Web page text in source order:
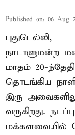
Published on: 06 Aug
புதுடெல்லி,
நாடாளுமன்ற
மாதம் 20-
தொடங்கிய
இரு
வருகிறது.
மக்களவையில்